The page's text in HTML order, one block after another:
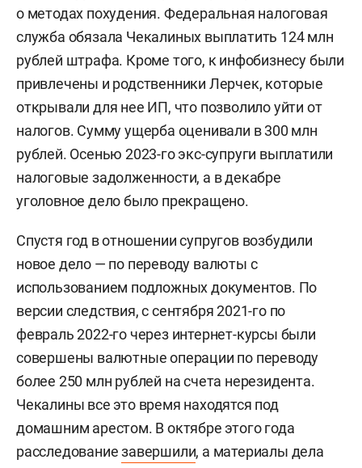
о методах похудения. Федеральная налоговая
служба обязала Чекалиных выплатить 124 млн
рублей штрафа. Кроме того, к инфобизнесу были
привлечены и родственники Лерчек, которые
открывали для нее ИП, что позволило уйти от
налогов. Сумму ущерба оценивали в 300 млн
рублей. Осенью 2023-го экс-супруги выплатили
налоговые задолженности, а в декабре
уголовное дело было прекращено.
Спустя год в отношении супругов возбудили
новое дело — по переводу валюты с
использованием подложных документов. По
версии следствия, с сентября 2021-го по
февраль 2022-го через интернет-курсы были
совершены валютные операции по переводу
более 250 млн рублей на счета нерезидента.
Чекалины все это время находятся под
домашним арестом. В октябре этого года
расследованиезавершили, а материалы дела